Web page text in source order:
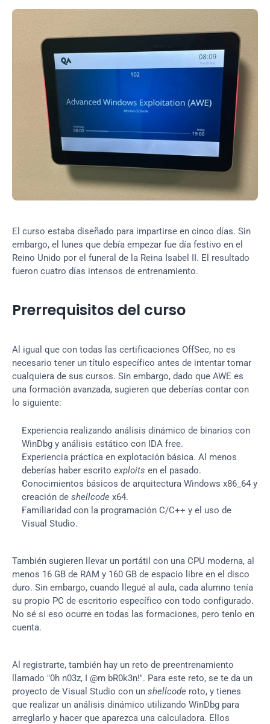
El curso estaba diseñado para impartirse en cinco días. Sin
embargo, el lunes que debía empezar fue día festivo en el
Reino Unido por el funeral de la Reina Isabel II. El resultado
fueron cuatro días intensos de entrenamiento.
Prerrequisitos del curso
Al igual que con todas las certificaciones OffSec, no es
necesario tener un título específico antes de intentar tomar
cualquiera de sus cursos. Sin embargo, dado que AWE es
una formación avanzada, sugieren que deberías contar con
lo siguiente:
Experiencia realizando análisis dinámico de binarios con
WinDbg y análisis estático con IDA free.
Experiencia práctica en explotación básica. Al menos
deberías haber escrito exploits en el pasado.
Conocimientos básicos de arquitectura Windows x86_64 y
creación de shellcode x64.
Familiaridad con la programación C/C++ y el uso de
Visual Studio.
También sugieren llevar un portátil con una CPU moderna, al
menos 16 GB de RAM y 160 GB de espacio libre en el disco
duro. Sin embargo, cuando llegué al aula, cada alumno tenía
su propio PC de escritorio específico con todo configurado.
No sé si eso ocurre en todas las formaciones, pero tenlo en
cuenta.
Al registrarte, también hay un reto de preentrenamiento
llamado "0h n03z, I @m bR0k3n!". Para este reto, se te da un
proyecto de Visual Studio con un shellcode roto, y tienes
que realizar un análisis dinámico utilizando WinDbg para
arreglarlo y hacer que aparezca una calculadora. Ellos